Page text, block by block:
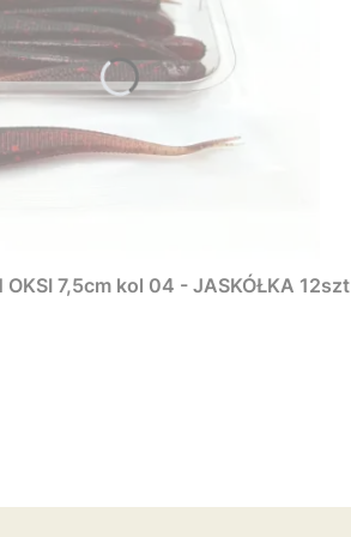
OKSI 7,5cm kol 04 - JASKÓŁKA 12szt